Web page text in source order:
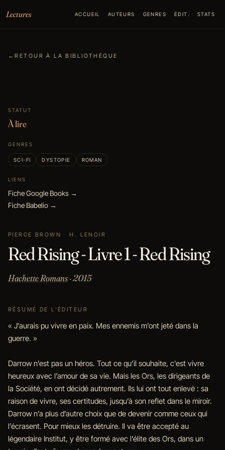
Lectures
ACCUEIL AUTEURS GENRES ÉDIT. STATS
←RETOUR À LA BIBLIOTHÈQUE
STATUT
À lire
GENRES
SCI-FI DYSTOPIE ROMAN
LIENS
Fiche Google Books →
Fiche Babelio →
PIERCE BROWN ·H. LENOIR
Red Rising - Livre 1 - Red Rising
Hachette Romans· 2015
RÉSUMÉ DE L'ÉDITEUR
« J’aurais pu vivre en paix. Mes ennemis m’ont jeté dans la
guerre. »
Darrow n’est pas un héros. Tout ce qu’il souhaite, c’est vivre
heureux avec l’amour de sa vie. Mais les Ors, les dirigeants de
la Société, en ont décidé autrement. Ils lui ont tout enlevé : sa
raison de vivre, ses certitudes, jusqu’à son reflet dans le miroir.
Darrow n’a plus d’autre choix que de devenir comme ceux qui
l’écrasent. Pour mieux les détruire. Il va être accepté au
légendaire Institut, y être formé avec l’élite des Ors, dans un